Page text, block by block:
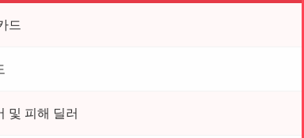
드
및 피해 딜러